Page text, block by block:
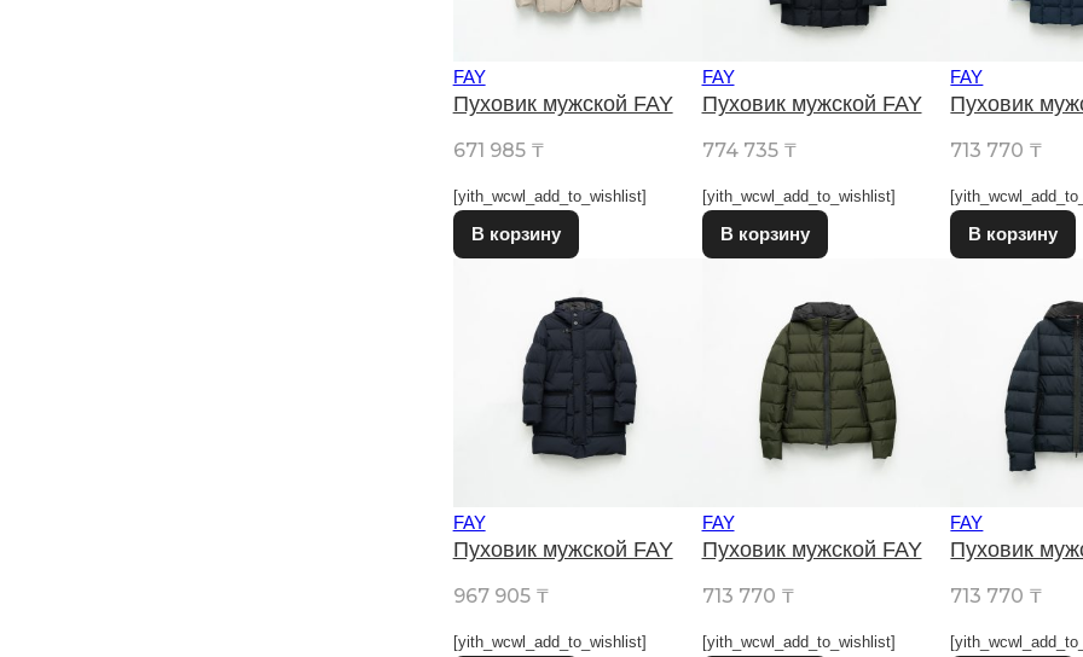
FAY
Пуховик мужской FAY
671 985 ₸
[yith_wcwl_add_to_wishlist]
В корзину Этот товар имеет несколько вариаций. Опции можно
FAY
Пуховик мужской FAY
774 735 ₸
[yith_wcwl_add_to_wishlist]
В корзину Этот товар имеет несколько
FAY
Пуховик
713 770 ₸
В корзину
FAY
Пуховик мужской FAY
967 905 ₸
[yith_wcwl_add_to_wishlist]
FAY
Пуховик мужской FAY
713 770 ₸
[yith_wcwl_add_to_wishlist]
FAY
Пуховик
713 770 ₸